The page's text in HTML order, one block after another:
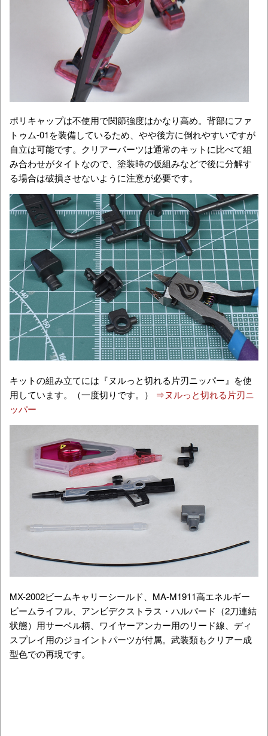
ポリキャップは不使用で関節強度はかなり高め。背部にファ
トゥム-01を装備しているため、やや後方に倒れやすいですが
自立は可能です。クリアーパーツは通常のキットに比べて組
み合わせがタイトなので、塗装時の仮組みなどで後に分解す
る場合は破損させないように注意が必要です。
キットの組み立てには『ヌルっと切れる片刃ニッパー』を使
用しています。（一度切りです。） ⇒ヌルっと切れる片刃ニ
ッパー
MX-2002ビームキャリーシールド、MA-M1911高エネルギー
ビームライフル、アンビデクストラス・ハルバード（2刀連結
状態）用サーベル柄、ワイヤーアンカー用のリード線、ディ
スプレイ用のジョイントパーツが付属。武装類もクリアー成
型色での再現です。